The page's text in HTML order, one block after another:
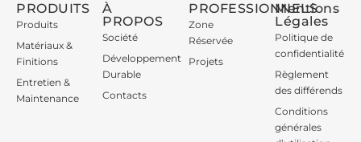
PRODUITS
Produits
Matériaux &
Finitions
Entretien &
Maintenance
À
PROPOS
Société
Développement
Durable
Contacts
PROFESSIONNELS
Zone
Réservée
Projets
Mentions
Légales
Politique de
confidentialité
Règlement
des différends
Conditions
générales